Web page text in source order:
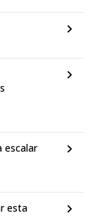
escalar
esta